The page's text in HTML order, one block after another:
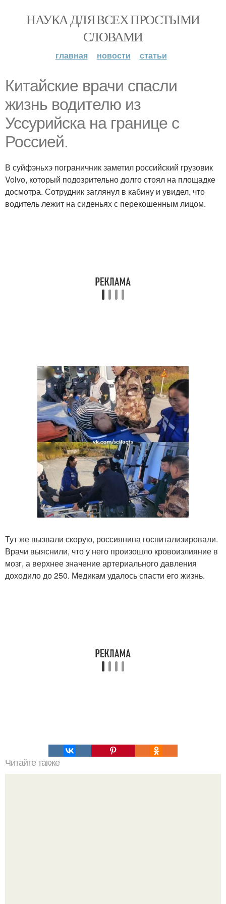
НАУКА ДЛЯ ВСЕХ ПРОСТЫМИ
СЛОВАМИ
главная новости статьи
Китайские врачи спасли
жизнь водителю из
Уссурийска на границе с
Россией.
В суйфэньхэ пограничник заметил российский грузовик
Volvo, который подозрительно долго стоял на площадке
досмотра. Сотрудник заглянул в кабину и увидел, что
водитель лежит на сиденьях с перекошенным лицом.
Тут же вызвали скорую, россиянина госпитализировали.
Врачи выяснили, что у него произошло кровоизлияние в
мозг, а верхнее значение артериального давления
доходило до 250. Медикам удалось спасти его жизнь.
Читайте также